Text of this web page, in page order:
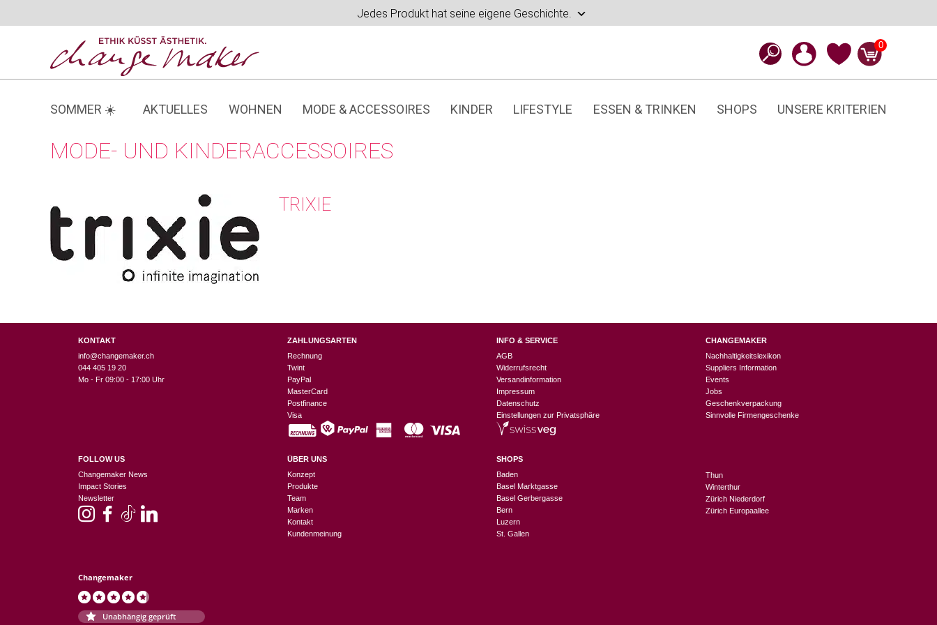
Jedes Produkt hat seine eigene Geschichte.
0
SOMMER ☀️ AKTUELLES WOHNEN MODE & ACCESSOIRES KINDER LIFESTYLE ESSEN & TRINKEN SHOPS UNSERE KRITERIEN
MODE- UND KINDERACCESSOIRES
TRIXIE
KONTAKT
info@changemaker.ch
044 405 19 20
Mo - Fr 09:00 - 17:00 Uhr
FOLLOW US
Changemaker News
Impact Stories
Newsletter
Changemaker
Unabhängig geprüft
ZAHLUNGSARTEN
Rechnung
Twint
PayPal
MasterCard
Postfinance
Visa
ÜBER UNS
Konzept
Produkte
Team
Marken
Kontakt
Kundenmeinung
INFO & SERVICE
AGB
Widerrufsrecht
Versandinformation
Impressum
Datenschutz
Einstellungen zur Privatsphäre
SHOPS
Baden
Basel Marktgasse
Basel Gerbergasse
Bern
Luzern
St. Gallen
CHANGEMAKER
Nachhaltigkeitslexikon
Suppliers Information
Events
Jobs
Geschenkverpackung
Sinnvolle Firmengeschenke
Thun
Winterthur
Zürich Niederdorf
Zürich Europaallee